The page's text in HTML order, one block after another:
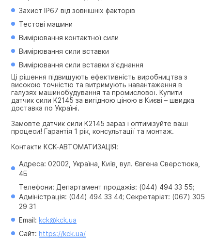
Захист IP67 від зовнішніх факторів
Тестові машини
Вимірювання контактної сили
Вимірювання сили вставки
Вимірювання сили вставки з'єднання
Ці рішення підвищують ефективність виробництва з
високою точністю та витримують навантаження в
галузях машинобудування та промислової. Купити
датчик сили K2145 за вигідною ціною в Києві – швидка
доставка по Україні.
Замовте датчик сили K2145 зараз і оптимізуйте ваші
процеси! Гарантія 1 рік, консультації та монтаж.
Контакти КСК-АВТОМАТИЗАЦІЯ:
Адреса: 02002, Україна, Київ, вул. Євгена Сверстюка,
4Б
Телефони: Департамент продажів: (044) 494 33 55;
Адміністрація: (044) 494 33 44; Секретаріат: (067) 305
29 31
Email: kck@kck.ua
Сайт: https://kck.ua/